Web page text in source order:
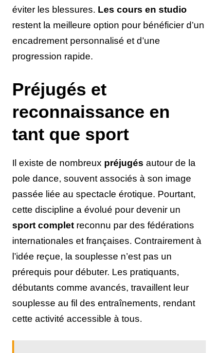
éviter les blessures. Les cours en studio
restent la meilleure option pour bénéficier d’un
encadrement personnalisé et d’une
progression rapide.
Préjugés et
reconnaissance en
tant que sport
Il existe de nombreux préjugés autour de la
pole dance, souvent associés à son image
passée liée au spectacle érotique. Pourtant,
cette discipline a évolué pour devenir un
sport complet reconnu par des fédérations
internationales et françaises. Contrairement à
l’idée reçue, la souplesse n’est pas un
prérequis pour débuter. Les pratiquants,
débutants comme avancés, travaillent leur
souplesse au fil des entraînements, rendant
cette activité accessible à tous.